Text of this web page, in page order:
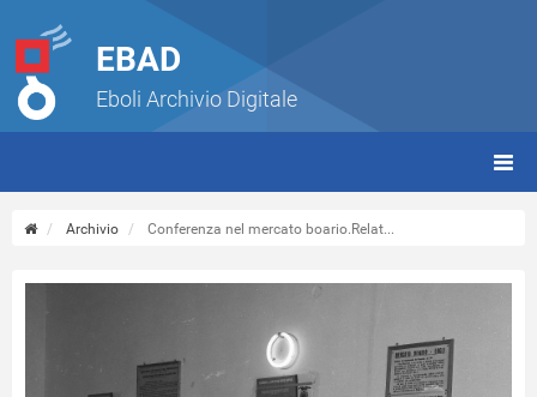
EBAD
Eboli Archivio Digitale
Archivio Conferenza nel mercato boario.Relat...